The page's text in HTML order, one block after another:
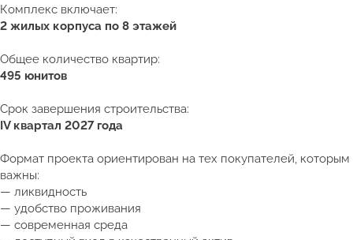
Комплекс включает:
2 жилых корпуса по 8 этажей
Общее количество квартир:
495 юнитов
Срок завершения строительства:
IV квартал 2027 года
Формат проекта ориентирован на тех покупателей, которым
важны:
— ликвидность
— удобство проживания
— современная среда